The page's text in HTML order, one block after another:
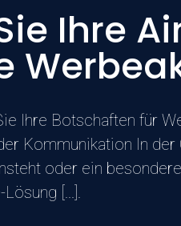
Ihre
Ihre Botschaften für
Kommunikation In
oder ein
[...].